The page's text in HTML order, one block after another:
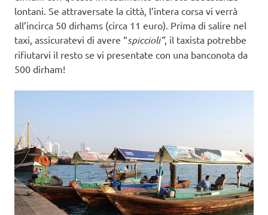
lontani. Se attraversate la città, l’intera corsa vi verrà
all’incirca 50 dirhams (circa 11 euro). Prima di salire nel
taxi, assicuratevi di avere “spiccioli”, il taxista potrebbe
rifiutarvi il resto se vi presentate con una banconota da
500 dirham!